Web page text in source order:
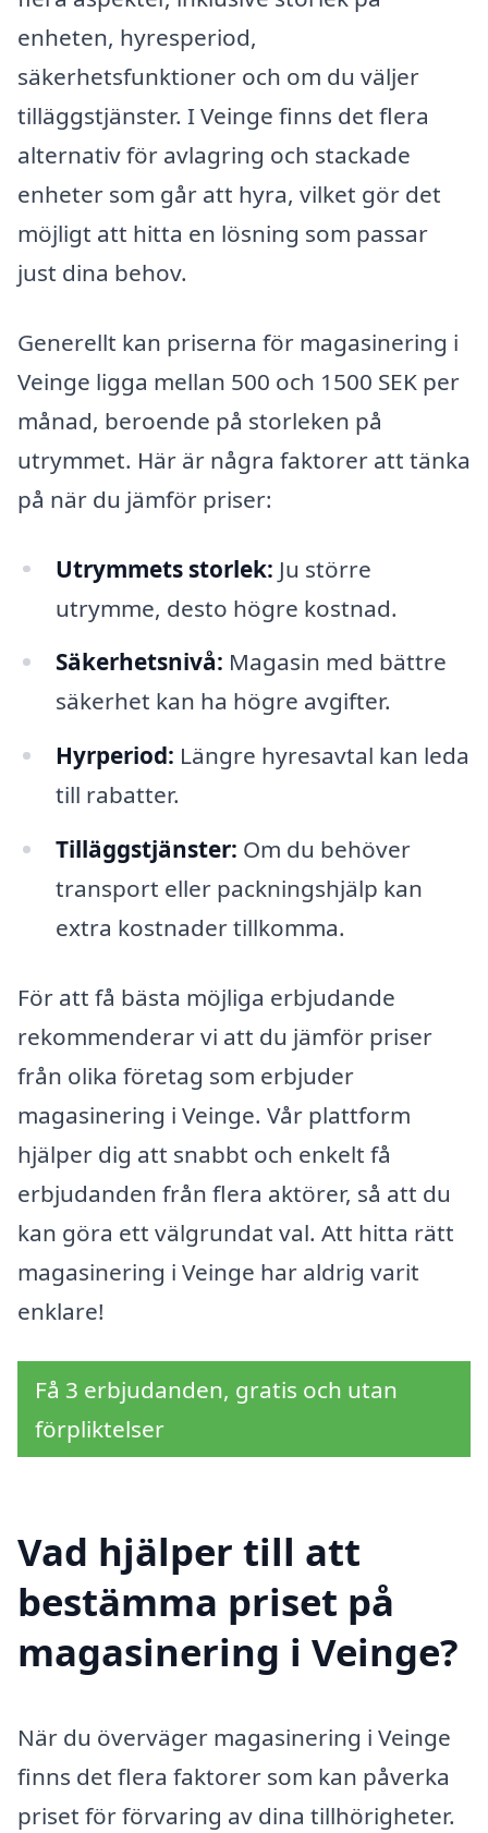
enheten, hyresperiod,
säkerhetsfunktioner och om du väljer
tilläggstjänster. I Veinge finns det flera
alternativ för avlagring och stackade
enheter som går att hyra, vilket gör det
möjligt att hitta en lösning som passar
just dina behov.
Generellt kan priserna för magasinering i
Veinge ligga mellan 500 och 1500 SEK per
månad, beroende på storleken på
utrymmet. Här är några faktorer att tänka
på när du jämför priser:
Utrymmets storlek: Ju större
utrymme, desto högre kostnad.
Säkerhetsnivå: Magasin med bättre
säkerhet kan ha högre avgifter.
Hyrperiod: Längre hyresavtal kan leda
till rabatter.
Tilläggstjänster: Om du behöver
transport eller packningshjälp kan
extra kostnader tillkomma.
För att få bästa möjliga erbjudande
rekommenderar vi att du jämför priser
från olika företag som erbjuder
magasinering i Veinge. Vår plattform
hjälper dig att snabbt och enkelt få
erbjudanden från flera aktörer, så att du
kan göra ett välgrundat val. Att hitta rätt
magasinering i Veinge har aldrig varit
enklare!
Få 3 erbjudanden, gratis och utan
förpliktelser
Vad hjälper till att
bestämma priset på
magasinering i Veinge?
När du överväger magasinering i Veinge
finns det flera faktorer som kan påverka
priset för förvaring av dina tillhörigheter.